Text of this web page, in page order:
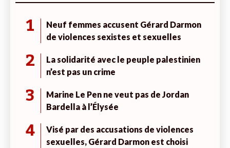
1
Neuf femmes accusent Gérard Darmon
de violences sexistes et sexuelles
2
La solidarité avec le peuple palestinien
n’est pas un crime
3
Marine Le Pen ne veut pas de Jordan
Bardella à l’Élysée
4
Visé par des accusations de violences
sexuelles, Gérard Darmon est choisi